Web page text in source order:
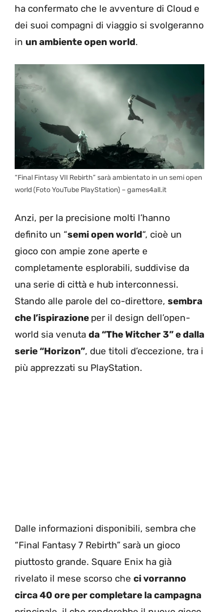
ha confermato che le avventure di Cloud e
dei suoi compagni di viaggio si svolgeranno
in un ambiente open world.
“Final Fintasy VII Rebirth” sarà ambientato in un semi open
world (Foto YouTube PlayStation) – games4all.it
Anzi, per la precisione molti l’hanno
definito un “semi open world“, cioè un
gioco con ampie zone aperte e
completamente esplorabili, suddivise da
una serie di città e hub interconnessi.
Stando alle parole del co-direttore, sembra
che l’ispirazione per il design dell’open-
world sia venuta da “The Witcher 3” e dalla
serie “Horizon”, due titoli d’eccezione, tra i
più apprezzati su PlayStation.
Dalle informazioni disponibili, sembra che
“Final Fantasy 7 Rebirth” sarà un gioco
piuttosto grande. Square Enix ha già
rivelato il mese scorso che ci vorranno
circa 40 ore per completare la campagna